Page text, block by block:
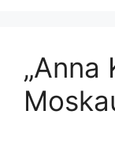
„Anna